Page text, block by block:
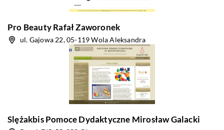
Pro Beauty Rafał Zaworonek
ul. Gajowa 22, 05-119 Wola Aleksandra
Slężakbis Pomoce Dydaktyczne Mirosław Galacki